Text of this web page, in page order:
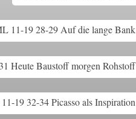
11-19 28-29 Auf die lange Bank
Heute Baustoff morgen Rohstoff
19 32-34 Picasso als Inspiration